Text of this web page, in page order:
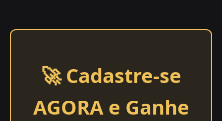
🚀 Cadastre-se
AGORA e Ganhe